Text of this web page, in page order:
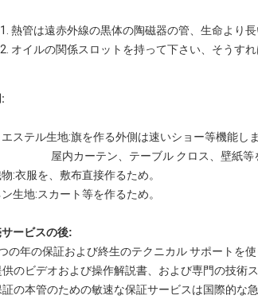
熱管は遠赤外線の黒体の陶磁器の管、生命より
オイルの関係スロットを持って下さい、そうす
ステル生地:旗を作る外側は速いショー等機能しま
カーテン、テーブル クロス、壁紙等を
:衣服を、敷布直接作るため。
ン生地:スカート等を作るため。
ービスの後:
の年の保証および終生のテクニカル サポートを使
供のビデオおよび操作解説書、および専門の技術
証の本管のための敏速な保証サービスは国際的な